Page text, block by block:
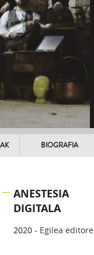
BIOGRAFIA
ANESTESIA
DIGITALA
2020 - Egilea editore